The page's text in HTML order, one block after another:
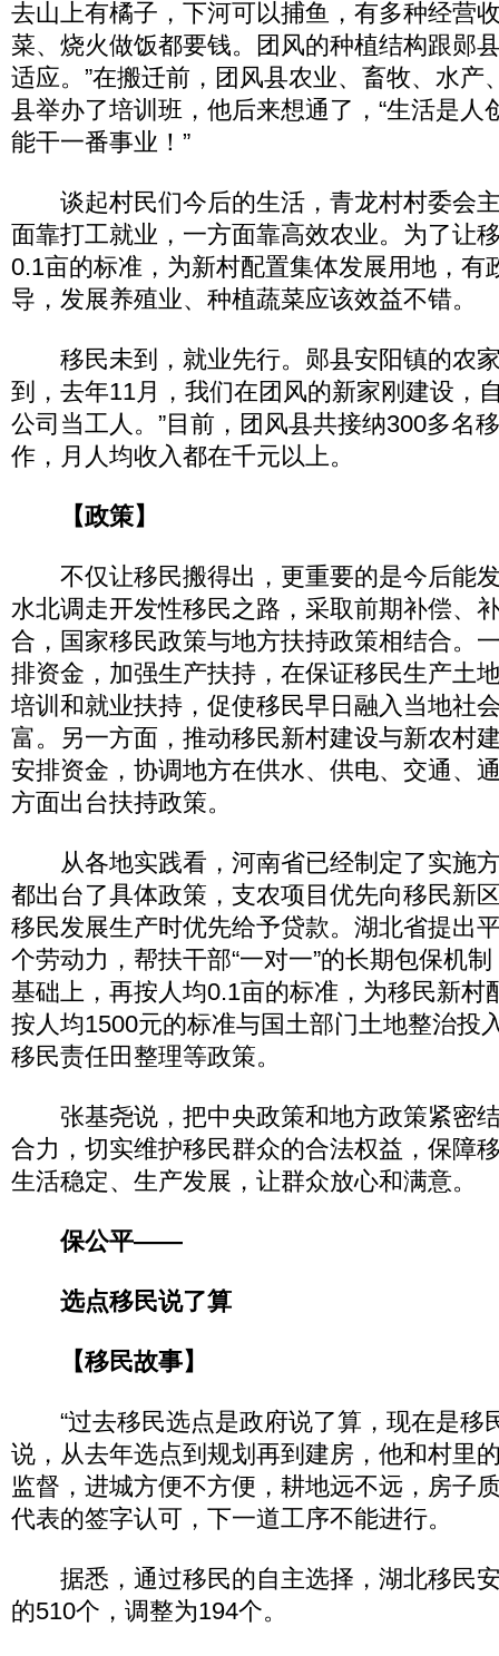
去山上有橘子，下河可以捕鱼，有多种经营
菜、烧火做饭都要钱。团风的种植结构跟郧
适应。”在搬迁前，团风县农业、畜牧、水产
县举办了培训班，他后来想通了，“生活是人
能干一番事业！”
谈起村民们今后的生活，青龙村村委会
面靠打工就业，一方面靠高效农业。为了让
0.1亩的标准，为新村配置集体发展用地，有
导，发展养殖业、种植蔬菜应该效益不错。
移民未到，就业先行。郧县安阳镇的农家
到，去年11月，我们在团风的新家刚建设，
公司当工人。”目前，团风县共接纳300多名
作，月人均收入都在千元以上。
【政策】
不仅让移民搬得出，更重要的是今后能
水北调走开发性移民之路，采取前期补偿、
合，国家移民政策与地方扶持政策相结合。
排资金，加强生产扶持，在保证移民生产土
培训和就业扶持，促使移民早日融入当地社
富。另一方面，推动移民新村建设与新农村
安排资金，协调地方在供水、供电、交通、
方面出台扶持政策。
从各地实践看，河南省已经制定了实施
都出台了具体政策，支农项目优先向移民新
移民发展生产时优先给予贷款。湖北省提出
个劳动力，帮扶干部“一对一”的长期包保机
基础上，再按人均0.1亩的标准，为移民新村
按人均1500元的标准与国土部门土地整治投
移民责任田整理等政策。
张基尧说，把中央政策和地方政策紧密
合力，切实维护移民群众的合法权益，保障
生活稳定、生产发展，让群众放心和满意。
保公平——
选点移民说了算
【移民故事】
“过去移民选点是政府说了算，现在是移
说，从去年选点到规划再到建房，他和村里
监督，进城方便不方便，耕地远不远，房
代表的签字认可，下一道工序不能进行。
据悉，通过移民的自主选择，湖北移民
的510个，调整为194个。